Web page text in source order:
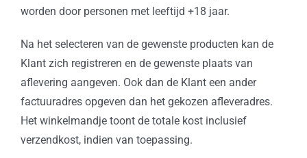
worden door personen met leeftijd +18 jaar.
Na het selecteren van de gewenste producten kan de
Klant zich registreren en de gewenste plaats van
aflevering aangeven. Ook dan de Klant een ander
factuuradres opgeven dan het gekozen afleveradres.
Het winkelmandje toont de totale kost inclusief
verzendkost, indien van toepassing.